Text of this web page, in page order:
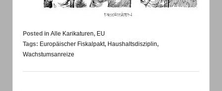
Posted in Alle Karikaturen, EU
Tags: Europäischer Fiskalpakt, Haushaltsdisziplin,
Wachstumsanreize